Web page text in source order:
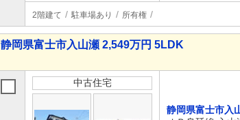
2階建て 駐車場あり 所有権
静岡県富士市入山瀬 2,549万円 5LDK
中古住宅
静岡県富士市入